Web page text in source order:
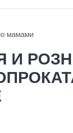
мамами
И